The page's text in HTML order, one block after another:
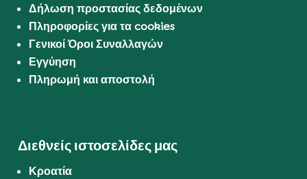
Δήλωση προστασίας δεδομένων
Πληροφορίες για τα cookies
Γενικοί Όροι Συναλλαγών
Εγγύηση
Πληρωμή και αποστολή
Διεθνείς ιστοσελίδες μας
Κροατία